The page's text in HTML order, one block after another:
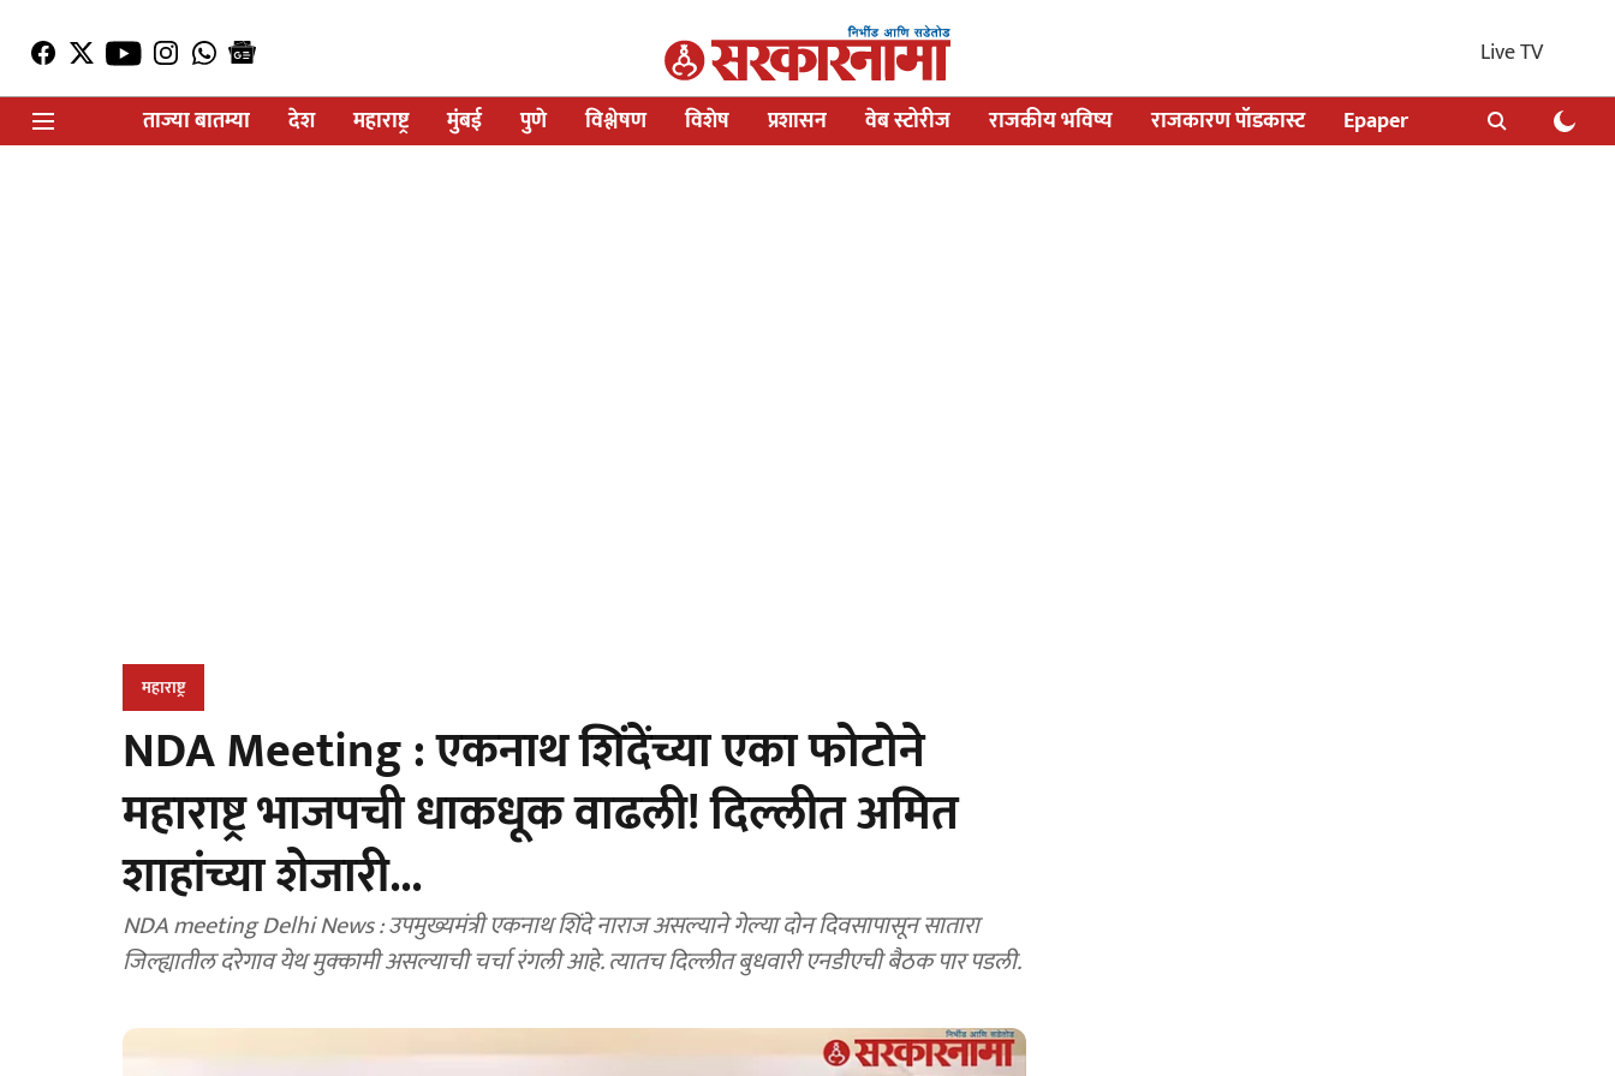
Live TV
ताज्या बातम्या
देश महाराष्ट्र मुंबई पुणे विश्लेषण विशेष प्रशासन वेब स्टोरीज राजकीय भविष्य राजकारण पॉडकास्ट Epaper
महाराष्ट्र
NDA Meeting : एकनाथ शिंदेंच्या एका फोटोने
महाराष्ट्र भाजपची धाकधूक वाढली! दिल्लीत अमित
शाहांच्या शेजारी...
NDA meeting Delhi News : उपमुख्यमंत्री एकनाथ शिंदे नाराज असल्याने गेल्या दोन दिवसापासून सातारा
जिल्ह्यातील दरेगाव येथ मुक्कामी असल्याची चर्चा रंगली आहे. त्यातच दिल्लीत बुधवारी एनडीएची बैठक पार पडली.